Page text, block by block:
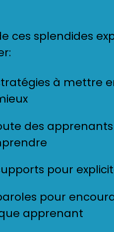
ces splendides
à mettre
des
pour
pour
apprenant